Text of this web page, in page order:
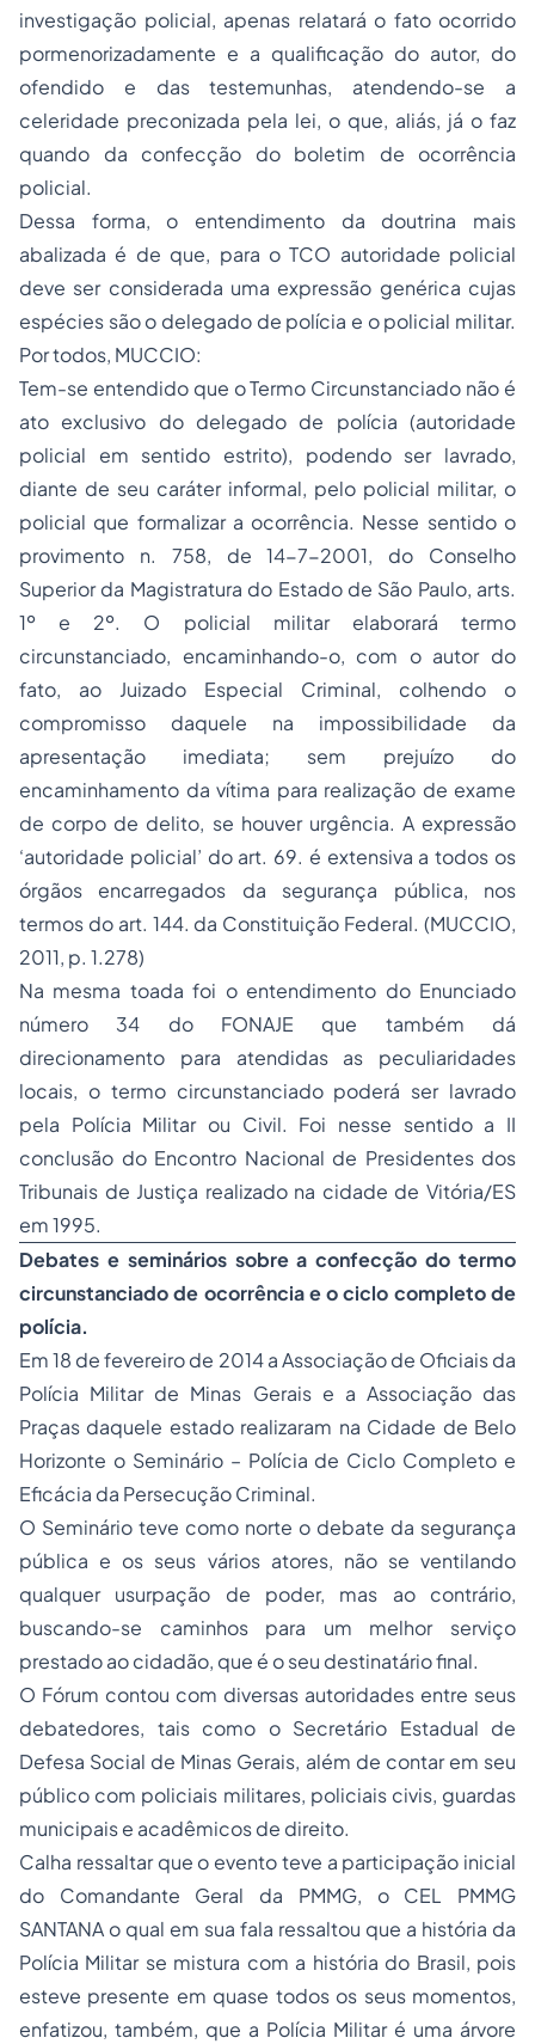
investigação policial, apenas relatará o fato ocorrido
pormenorizadamente e a qualificação do autor, do
ofendido e das testemunhas, atendendo-se a
celeridade preconizada pela lei, o que, aliás, já o faz
quando da confecção do boletim de ocorrência
policial.
Dessa forma, o entendimento da doutrina mais
abalizada é de que, para o TCO autoridade policial
deve ser considerada uma expressão genérica cujas
espécies são o delegado de polícia e o policial militar.
Por todos, MUCCIO:
Tem-se entendido que o Termo Circunstanciado não é
ato exclusivo do delegado de polícia (autoridade
policial em sentido estrito), podendo ser lavrado,
diante de seu caráter informal, pelo policial militar, o
policial que formalizar a ocorrência. Nesse sentido o
provimento n. 758, de 14-7-2001, do Conselho
Superior da Magistratura do Estado de São Paulo, arts.
1º e 2º. O policial militar elaborará termo
circunstanciado, encaminhando-o, com o autor do
fato, ao Juizado Especial Criminal, colhendo o
compromisso daquele na impossibilidade da
apresentação imediata; sem prejuízo do
encaminhamento da vítima para realização de exame
de corpo de delito, se houver urgência. A expressão
‘autoridade policial’ do art. 69. é extensiva a todos os
órgãos encarregados da segurança pública, nos
termos do art. 144. da Constituição Federal. (MUCCIO,
2011, p. 1.278)
Na mesma toada foi o entendimento do Enunciado
número 34 do FONAJE que também dá
direcionamento para atendidas as peculiaridades
locais, o termo circunstanciado poderá ser lavrado
pela Polícia Militar ou Civil. Foi nesse sentido a II
conclusão do Encontro Nacional de Presidentes dos
Tribunais de Justiça realizado na cidade de Vitória/ES
em 1995.
Debates e seminários sobre a confecção do termo
circunstanciado de ocorrência e o ciclo completo de
polícia.
Em 18 de fevereiro de 2014 a Associação de Oficiais da
Polícia Militar de Minas Gerais e a Associação das
Praças daquele estado realizaram na Cidade de Belo
Horizonte o Seminário – Polícia de Ciclo Completo e
Eficácia da Persecução Criminal.
O Seminário teve como norte o debate da segurança
pública e os seus vários atores, não se ventilando
qualquer usurpação de poder, mas ao contrário,
buscando-se caminhos para um melhor serviço
prestado ao cidadão, que é o seu destinatário final.
O Fórum contou com diversas autoridades entre seus
debatedores, tais como o Secretário Estadual de
Defesa Social de Minas Gerais, além de contar em seu
público com policiais militares, policiais civis, guardas
municipais e acadêmicos de direito.
Calha ressaltar que o evento teve a participação inicial
do Comandante Geral da PMMG, o CEL PMMG
SANTANA o qual em sua fala ressaltou que a história da
Polícia Militar se mistura com a história do Brasil, pois
esteve presente em quase todos os seus momentos,
enfatizou, também, que a Polícia Militar é uma árvore